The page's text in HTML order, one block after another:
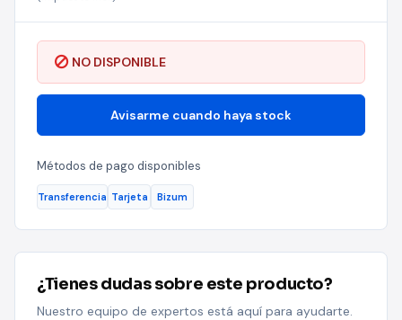
NO DISPONIBLE
Avisarme cuando haya stock
Métodos de pago disponibles
Transferencia Tarjeta Bizum
¿Tienes dudas sobre este producto?
Nuestro equipo de expertos está aquí para ayudarte.